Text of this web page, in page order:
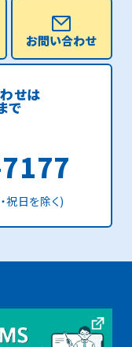
お問い合わせ
せは
で
日を除く)